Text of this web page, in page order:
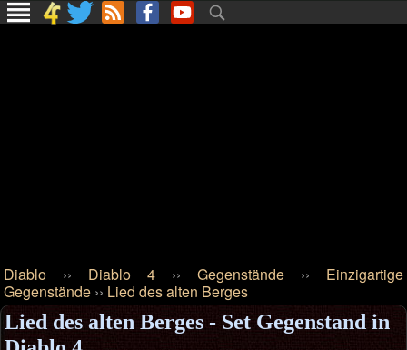
Diablo ›› Diablo 4 ›› Gegenstände›› Einzigartige
Gegenstände ›› Lied des alten Berges
Lied des alten Berges - Set Gegenstand in